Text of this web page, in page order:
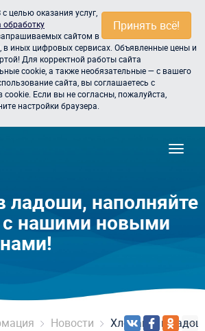
Принять всё!
целью оказания услуг,
обработку
сайтом в
в иных цифровых сервисах. Объявленные цены и
Для корректной работы сайта
cookie, а также необязательные — с вашего
сайта, вы соглашаетесь с
Если вы не согласны, пожалуйста,
настройки браузера.
ладоши, наполняйте
с нашими новыми
Новости Хлопайте в